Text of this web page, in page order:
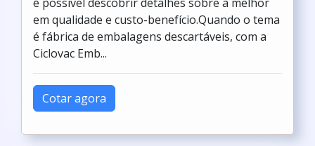
em qualidade e custo-benefício.Quando o tema
é fábrica de embalagens descartáveis, com a
Ciclovac Emb...
Cotar agora